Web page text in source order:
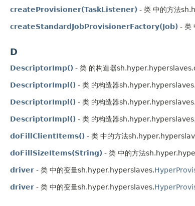
createProvisioner(TaskListener) - 类 中的方法
createStandardJobProvisionerFactory(Job) - 类
D
DescriptorImp() - 类 的构造器
DescriptorImpl() - 类 的构造器sh.hyper.hyperslaves.
DescriptorImpl() - 类 的构造器
DescriptorImpl() - 类 的构造器
doFillClientItems() - 类 中的方法
doFillSizeItems(String) - 类 中的方法
driver - 类 中的变量sh.hyper.hyperslaves.
driver - 类 中的变量sh.hyper.hyperslaves.